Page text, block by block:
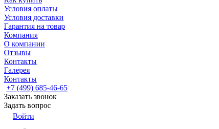
Условия оплаты
Условия доставки
Гарантия на товар
Компания
О компании
Отзывы
Контакты
Галерея
Контакты
+7 (499) 685-46-65
Заказать звонок
Задать вопрос
Войти